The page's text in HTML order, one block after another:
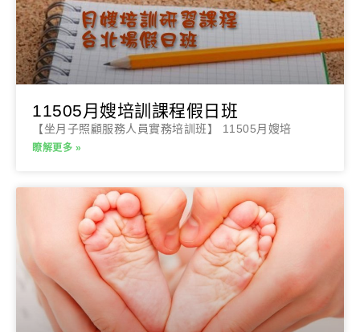
11505月嫂培訓課程假日班
【坐月子照顧服務人員實務培訓班】 11505月嫂培
瞭解更多 »